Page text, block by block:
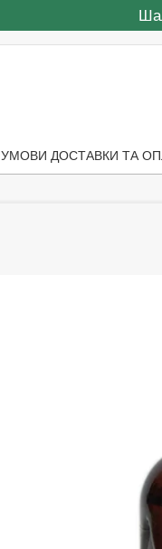
УМОВИ ДОСТАВКИ ТА